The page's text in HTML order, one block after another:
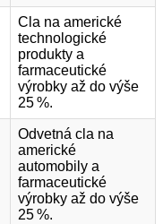
Cla na americké
technologické
produkty a
farmaceutické
výrobky až do výše
25 %.
Odvetná cla na
americké
automobily a
farmaceutické
výrobky až do výše
25 %.